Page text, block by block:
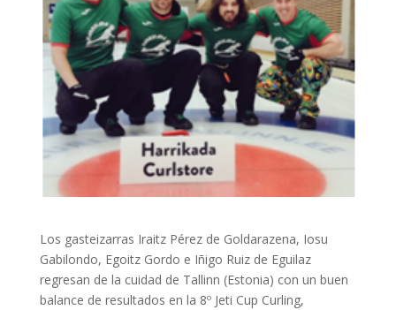
Los gasteizarras Iraitz Pérez de Goldarazena, Iosu
Gabilondo, Egoitz Gordo e Iñigo Ruiz de Eguilaz
regresan de la cuidad de Tallinn (Estonia) con un buen
balance de resultados en la 8º Jeti Cup Curling,